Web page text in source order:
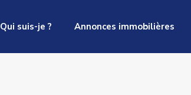
Qui suis-je ? Annonces immobilières